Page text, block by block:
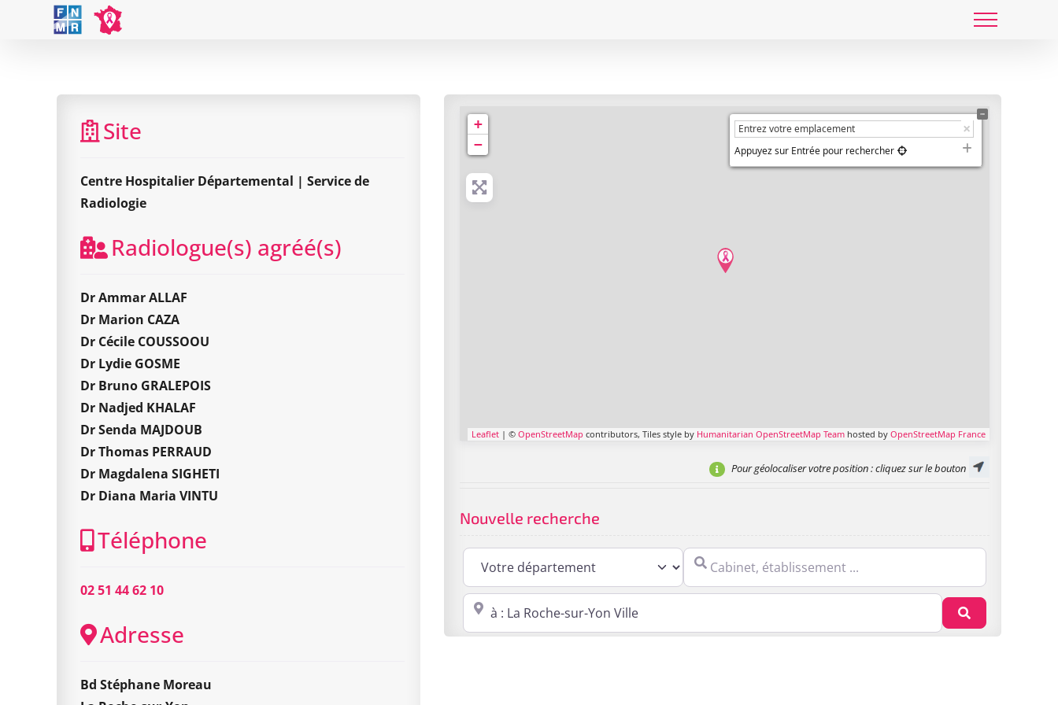
Site
Centre Hospitalier Départemental | Service de
Radiologie
Radiologue(s) agréé(s)
Dr Ammar ALLAF
Dr Marion CAZA
Dr Cécile COUSSOOU
Dr Lydie GOSME
Dr Bruno GRALEPOIS
Dr Nadjed KHALAF
Dr Senda MAJDOUB
Dr Thomas PERRAUD
Dr Magdalena SIGHETI
Dr Diana Maria VINTU
Téléphone
02 51 44 62 10
Adresse
Bd Stéphane Moreau
+
−
Appuyez sur Entrée pour rechercher
Leaflet | © OpenStreetMap contributors, Tiles style by Humanitarian OpenStreetMap Team hosted by OpenStreetMap France
Pour géolocaliser votre position: cliquez sur le bouton
Nouvelle recherche
Cabinet, établissement ...
Proche de : ville, cp, lieu ... Recherche